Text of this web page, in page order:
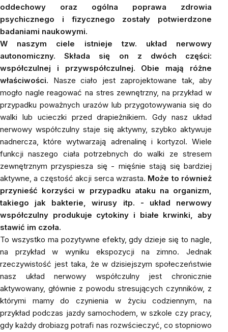
oddechowy oraz ogólna poprawa zdrowia
psychicznego i fizycznego zostały potwierdzone
badaniami naukowymi.
W naszym ciele istnieje tzw. układ nerwowy
autonomiczny. Składa się on z dwóch części:
współczulnej i przywspółczulnej. Obie mają różne
właściwości. Nasze ciało jest zaprojektowane tak, aby
mogło nagle reagować na stres zewnętrzny, na przykład w
przypadku poważnych urazów lub przygotowywania się do
walki lub ucieczki przed drapieżnikiem. Gdy nasz układ
nerwowy współczulny staje się aktywny, szybko aktywuje
nadnercza, które wytwarzają adrenalinę i kortyzol. Wiele
funkcji naszego ciała potrzebnych do walki ze stresem
zewnętrznym przyspiesza się - mięśnie stają się bardziej
aktywne, a częstość akcji serca wzrasta. Może to również
przynieść korzyści w przypadku ataku na organizm,
takiego jak bakterie, wirusy itp. - układ nerwowy
współczulny produkuje cytokiny i białe krwinki, aby
stawić im czoła.
To wszystko ma pozytywne efekty, gdy dzieje się to nagle,
na przykład w wyniku ekspozycji na zimno. Jednak
rzeczywistość jest taka, że w dzisiejszym społeczeństwie
nasz układ nerwowy współczulny jest chronicznie
aktywowany, głównie z powodu stresujących czynników, z
którymi mamy do czynienia w życiu codziennym, na
przykład podczas jazdy samochodem, w szkole czy pracy,
gdy każdy drobiazg potrafi nas rozwścieczyć, co stopniowo